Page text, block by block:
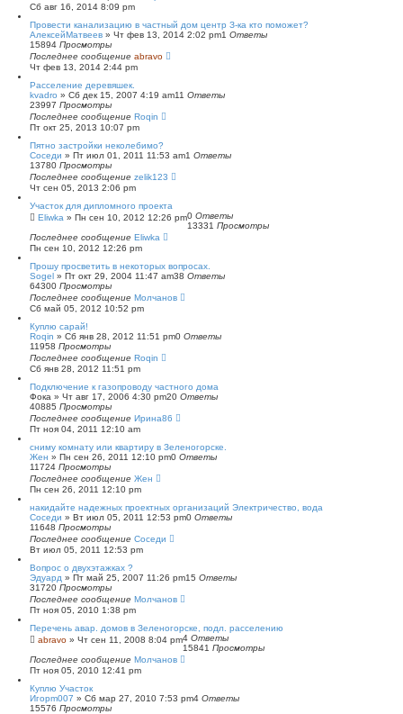
Сб авг 16, 2014 8:09 pm
Провести канализацию в частный дом центр З-ка кто поможет?
АлексейМатвеев » Чт фев 13, 2014 2:02 pm1 Ответы
15894 Просмотры
Последнее сообщение abravo
Чт фев 13, 2014 2:44 pm
Расселение деревяшек.
kvadro » Сб дек 15, 2007 4:19 am11 Ответы
23997 Просмотры
Последнее сообщение Roqin
Пт окт 25, 2013 10:07 pm
Пятно застройки неколебимо?
Соседи » Пт июл 01, 2011 11:53 am1 Ответы
13780 Просмотры
Последнее сообщение zelik123
Чт сен 05, 2013 2:06 pm
Участок для дипломного проекта
Eliwka » Пн сен 10, 2012 12:26 pm0 Ответы
13331 Просмотры
Последнее сообщение Eliwka
Пн сен 10, 2012 12:26 pm
Прошу просветить в некоторых вопросах.
Sogel » Пт окт 29, 2004 11:47 am38 Ответы
64300 Просмотры
Последнее сообщение Молчанов
Сб май 05, 2012 10:52 pm
Куплю сарай!
Roqin » Сб янв 28, 2012 11:51 pm0 Ответы
11958 Просмотры
Последнее сообщение Roqin
Сб янв 28, 2012 11:51 pm
Подключение к газопроводу частного дома
Фока » Чт авг 17, 2006 4:30 pm20 Ответы
40885 Просмотры
Последнее сообщение Ирина86
Пт ноя 04, 2011 12:10 am
сниму комнату или квартиру в Зеленогорске.
Жен » Пн сен 26, 2011 12:10 pm0 Ответы
11724 Просмотры
Последнее сообщение Жен
Пн сен 26, 2011 12:10 pm
накидайте надежных проектных организаций Электричество, вода
Соседи » Вт июл 05, 2011 12:53 pm0 Ответы
11648 Просмотры
Последнее сообщение Соседи
Вт июл 05, 2011 12:53 pm
Вопрос о двухэтажках ?
Эдуард » Пт май 25, 2007 11:26 pm15 Ответы
31720 Просмотры
Последнее сообщение Молчанов
Пт ноя 05, 2010 1:38 pm
Перечень авар. домов в Зеленогорске, подл. расселению
abravo » Чт сен 11, 2008 8:04 pm4 Ответы
15841 Просмотры
Последнее сообщение Молчанов
Пт ноя 05, 2010 12:41 pm
Куплю Участок
Игорm007 » Сб мар 27, 2010 7:53 pm4 Ответы
15576 Просмотры